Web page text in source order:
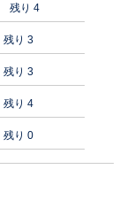
残り 4
残り 3
残り 3
残り 4
残り 0